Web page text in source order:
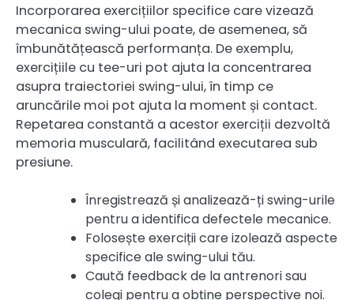
Incorporarea exercițiilor specifice care vizează
mecanica swing-ului poate, de asemenea, să
îmbunătățească performanța. De exemplu,
exercițiile cu tee-uri pot ajuta la concentrarea
asupra traiectoriei swing-ului, în timp ce
aruncările moi pot ajuta la moment și contact.
Repetarea constantă a acestor exerciții dezvoltă
memoria musculară, facilitând executarea sub
presiune.
Înregistrează și analizează-ți swing-urile
pentru a identifica defectele mecanice.
Folosește exerciții care izolează aspecte
specifice ale swing-ului tău.
Caută feedback de la antrenori sau
colegi pentru a obține perspective noi.